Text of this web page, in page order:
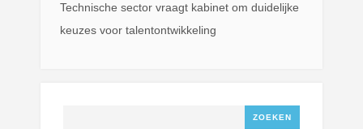
Technische sector vraagt kabinet om duidelijke
keuzes voor talentontwikkeling